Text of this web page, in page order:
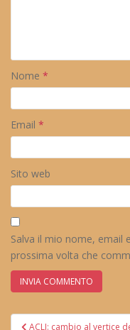
Nome *
Email *
Sito web
Salva il mio nome, email
prossima volta che
Navigazione
ACLI: cambio al vertice